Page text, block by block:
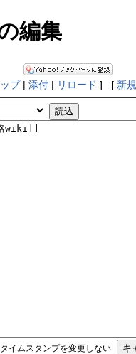
編集
プ| 添付| リロード ] [ 新規
タイムスタンプを変更しない